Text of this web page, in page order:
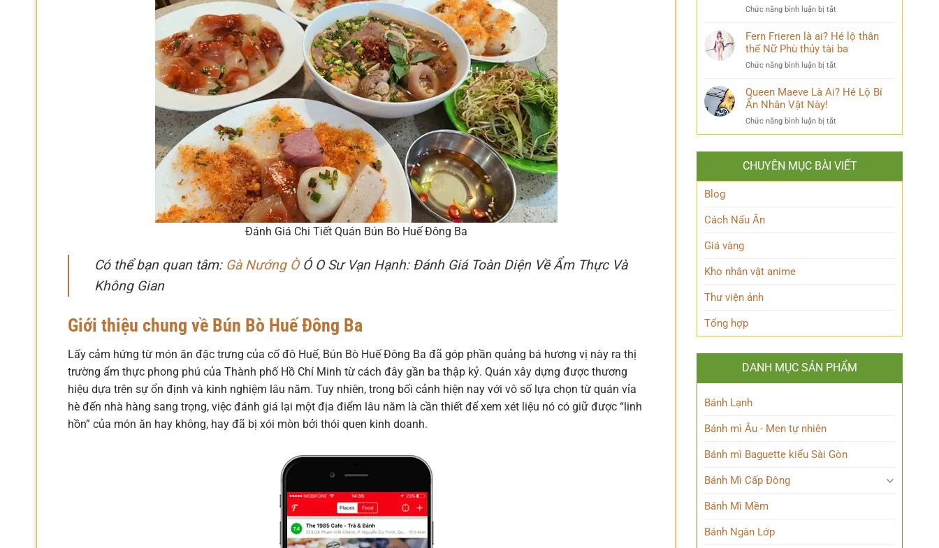
Đánh Giá Chi Tiết Quán Bún Bò Huế Đông Ba
Có thể bạn quan tâm: Gà Nướng ÒÓ O Sư Vạn Hạnh: Đánh Giá Toàn Diện Về Ẩm Thực Và
Không Gian
Giới thiệu chung về Bún Bò Huế Đông Ba
Lấy cảm hứng từ món ăn đặc trưng của cố đô Huế, Bún Bò Huế Đông Ba đã góp phần quảng bá hương vị này ra thị
trường ẩm thực phong phú của Thành phố Hồ Chí Minh từ cách đây gần ba thập kỷ. Quán xây dựng được thương
hiệu dựa trên sự ổn định và kinh nghiệm lâu năm. Tuy nhiên, trong bối cảnh hiện nay với vô số lựa chọn từ quán vỉa
hè đến nhà hàng sang trọng, việc đánh giá lại một địa điểm lâu năm là cần thiết để xem xét liệu nó có giữ được “linh
hồn” của món ăn hay không, hay đã bị xói mòn bởi thói quen kinh doanh.
mạng
tán
ẩn
sau
Hybrid
Thủy
năng
Chức năng bình luận bị tắt
MHA
Là
Hé
Bí
Hùng
Đầy
Fern Frieren là ai? Hé lộ thân
thế Nữ Phù thủy tài ba
Chức năng bình luận bị tắt
Frieren
Hé
lộ
thế
Nữ
Phù
Queen Maeve Là Ai? Hé Lộ Bí
Ẩn Nhân Vật Này!
Chức năng bình luận bị tắt
Queen
Ai?
Hé
CHUYÊN MỤC BÀI VIẾT
Blog
Cách Nấu Ăn
Giá vàng
Kho nhân vật anime
Thư viện ảnh
Tổng hợp
DANH MỤC SẢN PHẨM
Bánh Lạnh
Bánh mì Âu - Men tự nhiên
Bánh mì Baguette kiểu Sài Gòn
Bánh Mì Cấp Đông
Bánh Mì Mềm
Bánh Ngàn Lớp